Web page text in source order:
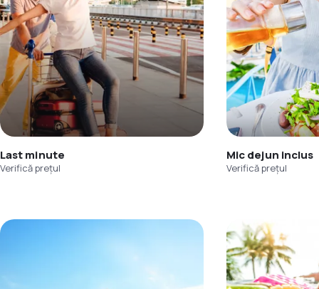
Last minute
Verifică prețul
Mic dejun inclus
Verifică prețul